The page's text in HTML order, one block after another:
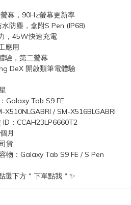
幕，90Hz螢幕更新率
水防塵，盒附S Pen (IP68)
，45W快速充電
應用
驗，第二螢幕
DeX 開啟類筆電體驗
Galaxy Tab S9 FE
X510NLGABRI / SM-X516BLGABRI
ID：CCAH23LP6660T2
月
貨
物：Galaxy Tab S9 FE / S Pen
選下方＂下單點我＂✨